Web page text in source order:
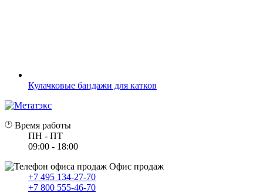
Кулачковые бандажи для катков
Время работы
ПН - ПТ
09:00 - 18:00
Офис продаж
+7 495 134-27-70
+7 800 555-46-70